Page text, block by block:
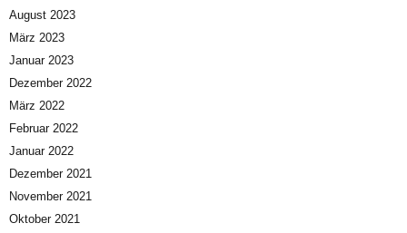
August 2023
März 2023
Januar 2023
Dezember 2022
März 2022
Februar 2022
Januar 2022
Dezember 2021
November 2021
Oktober 2021